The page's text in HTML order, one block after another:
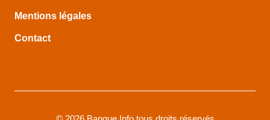
Mentions légales
Contact